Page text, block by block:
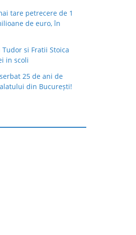
tare petrecere de 1
de euro, în
si Fratii Stoica
in scoli
serbat 25 de ani de
din București!